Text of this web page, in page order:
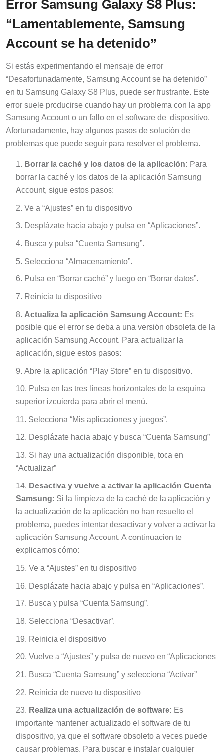
Error Samsung Galaxy S8 Plus:
“Lamentablemente, Samsung
Account se ha detenido”
Si estás experimentando el mensaje de error
“Desafortunadamente, Samsung Account se ha detenido”
en tu Samsung Galaxy S8 Plus, puede ser frustrante. Este
error suele producirse cuando hay un problema con la app
Samsung Account o un fallo en el software del dispositivo.
Afortunadamente, hay algunos pasos de solución de
problemas que puede seguir para resolver el problema.
Borrar la caché y los datos de la aplicación: Para
borrar la caché y los datos de la aplicación Samsung
Account, sigue estos pasos:
Ve a “Ajustes” en tu dispositivo
Desplázate hacia abajo y pulsa en “Aplicaciones”.
Busca y pulsa “Cuenta Samsung”.
Selecciona “Almacenamiento”.
Pulsa en “Borrar caché” y luego en “Borrar datos”.
Reinicia tu dispositivo
Actualiza la aplicación Samsung Account: Es
posible que el error se deba a una versión obsoleta de la
aplicación Samsung Account. Para actualizar la
aplicación, sigue estos pasos:
Abre la aplicación “Play Store” en tu dispositivo.
Pulsa en las tres líneas horizontales de la esquina
superior izquierda para abrir el menú.
Selecciona “Mis aplicaciones y juegos”.
Desplázate hacia abajo y busca “Cuenta Samsung”
Si hay una actualización disponible, toca en
“Actualizar”
Desactiva y vuelve a activar la aplicación Cuenta
Samsung: Si la limpieza de la caché de la aplicación y
la actualización de la aplicación no han resuelto el
problema, puedes intentar desactivar y volver a activar la
aplicación Samsung Account. A continuación te
explicamos cómo:
Ve a “Ajustes” en tu dispositivo
Desplázate hacia abajo y pulsa en “Aplicaciones”.
Busca y pulsa “Cuenta Samsung”.
Selecciona “Desactivar”.
Reinicia el dispositivo
Vuelve a “Ajustes” y pulsa de nuevo en “Aplicaciones
Busca “Cuenta Samsung” y selecciona “Activar”
Reinicia de nuevo tu dispositivo
Realiza una actualización de software: Es
importante mantener actualizado el software de tu
dispositivo, ya que el software obsoleto a veces puede
causar problemas. Para buscar e instalar cualquier